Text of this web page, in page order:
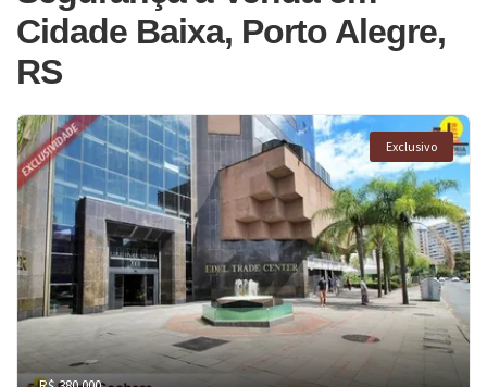
Cidade Baixa, Porto Alegre,
RS
Exclusivo